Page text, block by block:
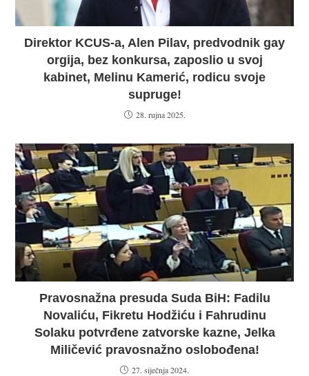
Direktor KCUS-a, Alen Pilav, predvodnik gay
orgija, bez konkursa, zaposlio u svoj
kabinet, Melinu Kamerić, rodicu svoje
supruge!
28. rujna 2025.
Pravosnažna presuda Suda BiH: Fadilu
Novaliću, Fikretu Hodžiću i Fahrudinu
Solaku potvrđene zatvorske kazne, Jelka
Miličević pravosnažno oslobođena!
27. siječnja 2024.